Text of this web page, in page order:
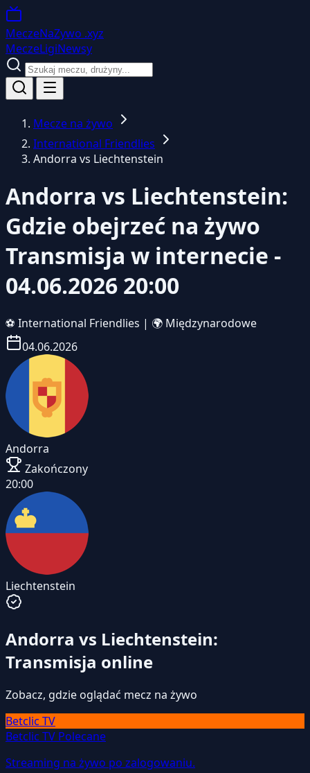
MeczeNaZywo .xyz
MeczeLigiNewsy
Mecze na żywo
International Friendlies
Andorra vs Liechtenstein
Andorra vs Liechtenstein:
Gdzie obejrzeć na żywo
Transmisja w internecie -
04.06.2026 20:00
⚽ International Friendlies | 🌍 Międzynarodowe
04.06.2026
Andorra
Zakończony
20:00
Liechtenstein
Andorra vs Liechtenstein:
Transmisja online
Zobacz, gdzie oglądać mecz na żywo
Betclic TV
Betclic TV Polecane
Streaming na żywo po zalogowaniu.